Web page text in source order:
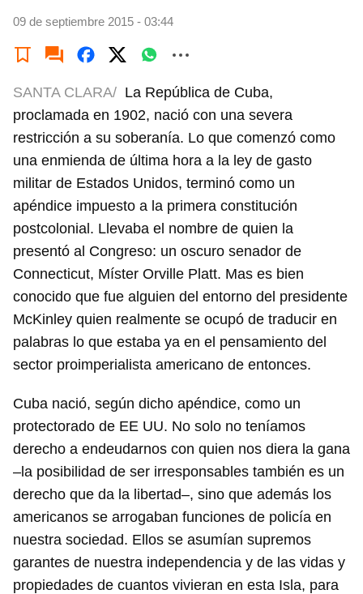
09 de septiembre 2015 - 03:44
SANTA CLARA/ La República de Cuba,
proclamada en 1902, nació con una severa
restricción a su soberanía. Lo que comenzó como
una enmienda de última hora a la ley de gasto
militar de Estados Unidos, terminó como un
apéndice impuesto a la primera constitución
postcolonial. Llevaba el nombre de quien la
presentó al Congreso: un oscuro senador de
Connecticut, Míster Orville Platt. Mas es bien
conocido que fue alguien del entorno del presidente
McKinley quien realmente se ocupó de traducir en
palabras lo que estaba ya en el pensamiento del
sector proimperialista americano de entonces.
Cuba nació, según dicho apéndice, como un
protectorado de EE UU. No solo no teníamos
derecho a endeudarnos con quien nos diera la gana
–la posibilidad de ser irresponsables también es un
derecho que da la libertad–, sino que además los
americanos se arrogaban funciones de policía en
nuestra sociedad. Ellos se asumían supremos
garantes de nuestra independencia y de las vidas y
propiedades de cuantos vivieran en esta Isla, para